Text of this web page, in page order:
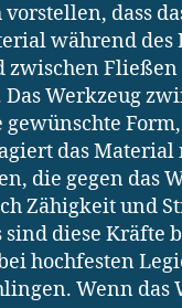
dass
während des
zwischen
Werkzeug
das Material
die gegen das
Zähigkeit und
sind diese Kräfte
hochfesten
Wenn das